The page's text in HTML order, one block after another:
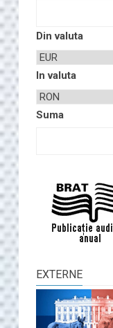
Din valuta
In valuta
Suma
EXTERNE